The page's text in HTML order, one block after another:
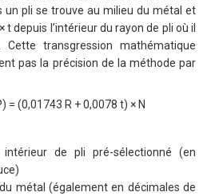
un pli se trouve au milieu du métal et
t depuis l’intérieur du rayon de pli où il
transgression mathématique
pas la précision de la méthode par
= (0,01743 R + 0,0078 t) × N
de pli pré-sélectionné (en
métal (également en décimales de